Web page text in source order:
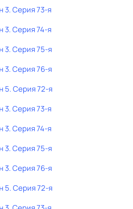
3. Серия 73-я
3. Серия 74-я
3. Серия 75-я
3. Серия 76-я
5. Серия 72-я
3. Серия 73-я
3. Серия 74-я
3. Серия 75-я
3. Серия 76-я
5. Серия 72-я